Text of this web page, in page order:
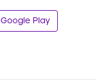
Google Play